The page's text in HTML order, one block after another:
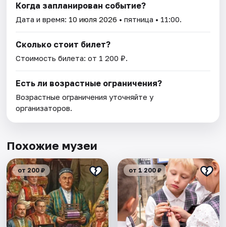
Когда запланирован событие?
Дата и время: 10 июля 2026 • пятница • 11:00.
Сколько стоит билет?
Стоимость билета: от 1 200 ₽.
Есть ли возрастные ограничения?
Возрастные ограничения уточняйте у
организаторов.
Похожие музеи
от 200 ₽ от 1 200 ₽